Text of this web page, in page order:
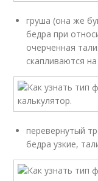
груша (она же
бедра при
очерченная
скапливаются
перевернутый
бедра узкие,